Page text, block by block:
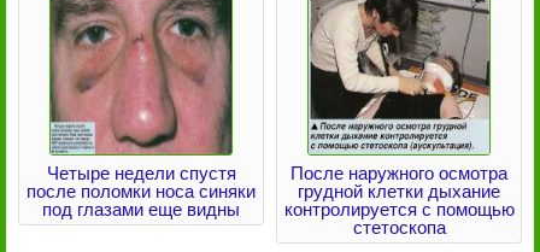
Четыре недели спустя
после поломки носа синяки
под глазами еще видны
После наружного осмотра
грудной клетки дыхание
контролируется с помощью
стетоскопа